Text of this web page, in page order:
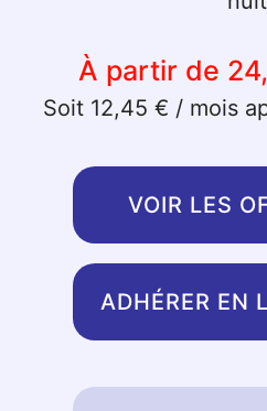
À partir de
Soit 12,45 € / mois
VOIR LES
ADHÉRER EN